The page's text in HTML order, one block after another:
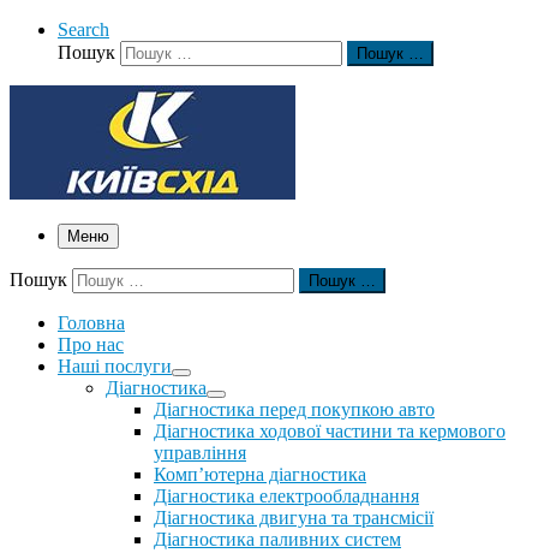
Search
Пошук
Пошук …
Меню
Пошук Пошук …
Головна
Про нас
Наші послуги
Діагностика
Діагностика перед покупкою авто
Діагностика ходової частини та кермового
управління
Комп’ютерна діагностика
Діагностика електрообладнання
Діагностика двигуна та трансмісії
Діагностика паливних систем